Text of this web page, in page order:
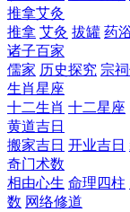
推拿艾灸
推拿 艾灸 拔罐 药
诸子百家
儒家 历史探究 宗
生肖星座
十二生肖 十二星座
黄道吉日
搬家吉日 开业吉日
奇门术数
相由心生 命理四柱
数 网络修道